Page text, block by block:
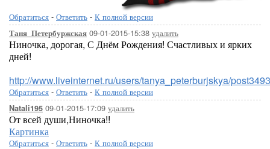
Обратиться - Ответить - К полной версии
Таня_Петербуржская 09-01-2015-15:38 удалить
Ниночка, дорогая, С Днём Рождения! Счастливых и ярких
дней!
http://www.liveinternet.ru/users/tanya_peterburjskya/
Обратиться - Ответить - К полной версии
Natali195 09-01-2015-17:09 удалить
От всей души,Ниночка!!
Картинка
Обратиться - Ответить - К полной версии